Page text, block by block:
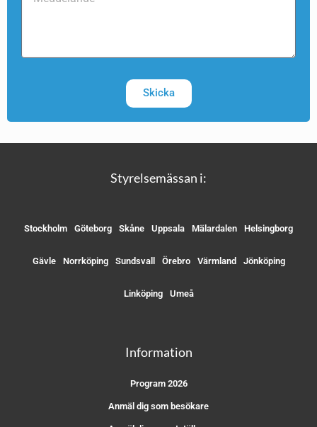
Skicka
Styrelsemässan i:
Stockholm Göteborg Skåne Uppsala Mälardalen Helsingborg
Gävle Norrköping Sundsvall Örebro Värmland Jönköping
Linköping Umeå
Information
Program 2026
Anmäl dig som besökare